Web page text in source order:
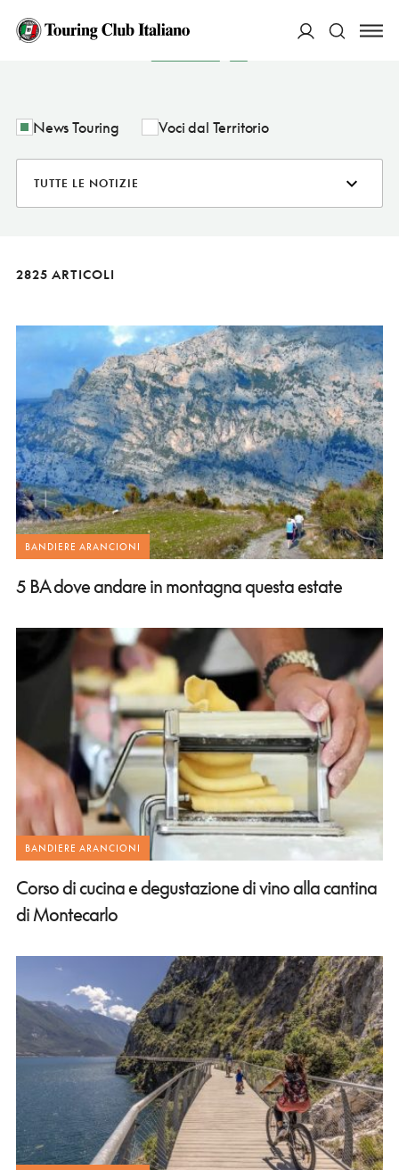
NOTIZIE
News Touring Voci dal Territorio
2825 ARTICOLI
BANDIERE ARANCIONI
5 BA dove andare in montagna questa estate
BANDIERE ARANCIONI
Corso di cucina e degustazione di vino alla cantina
di Montecarlo